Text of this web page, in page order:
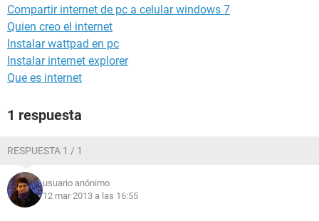
Compartir internet de pc a celular windows 7
Quien creo el internet
Instalar wattpad en pc
Instalar internet explorer
Que es internet
1 respuesta
RESPUESTA 1 / 1
usuario anónimo
12 mar 2013 a las 16:55